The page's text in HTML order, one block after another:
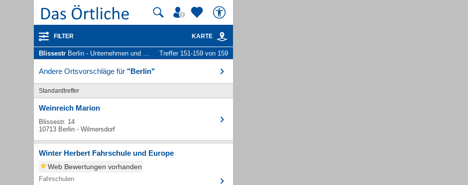
FILTER KARTE
Blissestr Berlin - Unternehmen und Personen Treffer 151-159 von 159
Andere Ortsvorschläge für "Berlin"
Standardtreffer
Weinreich Marion
Blissestr. 14
10713 Berlin - Wilmersdorf
Winter Herbert Fahrschule und Europe
Web Bewertungen vorhanden
Fahrschulen